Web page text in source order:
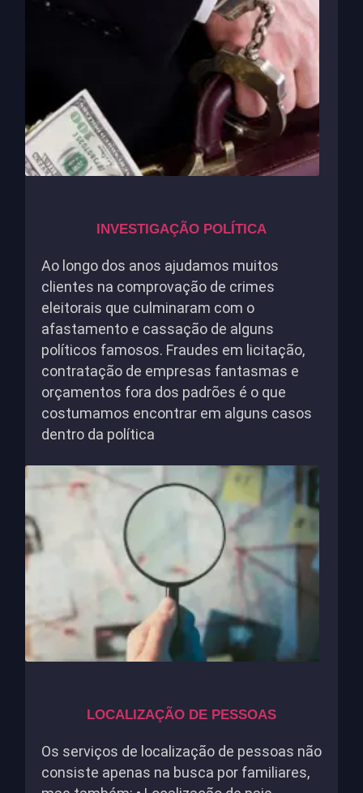
INVESTIGAÇÃO POLÍTICA
Ao longo dos anos ajudamos muitos
clientes na comprovação de crimes
eleitorais que culminaram com o
afastamento e cassação de alguns
políticos famosos. Fraudes em licitação,
contratação de empresas fantasmas e
orçamentos fora dos padrões é o que
costumamos encontrar em alguns casos
dentro da política
LOCALIZAÇÃO DE PESSOAS
Os serviços de localização de pessoas não
consiste apenas na busca por familiares,